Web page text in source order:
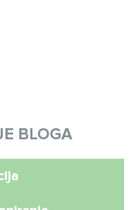
BLOGA